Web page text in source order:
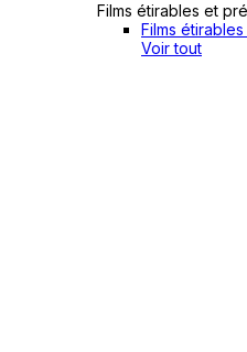
Films étirables et
Films
Voir tout